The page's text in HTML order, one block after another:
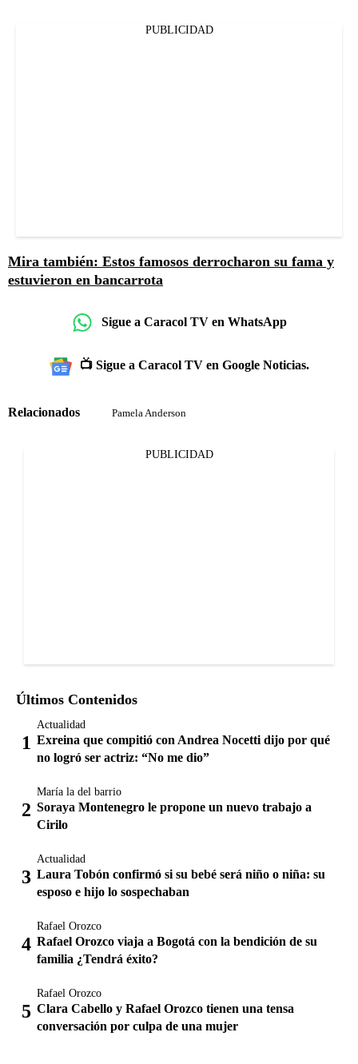
PUBLICIDAD
Mira también: Estos famosos derrocharon su fama y
estuvieron en bancarrota
Sigue a Caracol TV en WhatsApp
📺 Sigue a Caracol TV en Google Noticias.
Relacionados Pamela Anderson
PUBLICIDAD
Últimos Contenidos
Actualidad
Exreina que compitió con Andrea Nocetti dijo por qué
no logró ser actriz: “No me dio”
María la del barrio
Soraya Montenegro le propone un nuevo trabajo a
Cirilo
Actualidad
Laura Tobón confirmó si su bebé será niño o niña: su
esposo e hijo lo sospechaban
Rafael Orozco
Rafael Orozco viaja a Bogotá con la bendición de su
familia ¿Tendrá éxito?
Rafael Orozco
Clara Cabello y Rafael Orozco tienen una tensa
conversación por culpa de una mujer